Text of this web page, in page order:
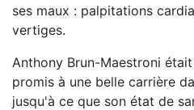
ses maux : palpitations
vertiges.
Anthony Brun-Maestroni
promis à une belle carrière
jusqu'à ce que son état de